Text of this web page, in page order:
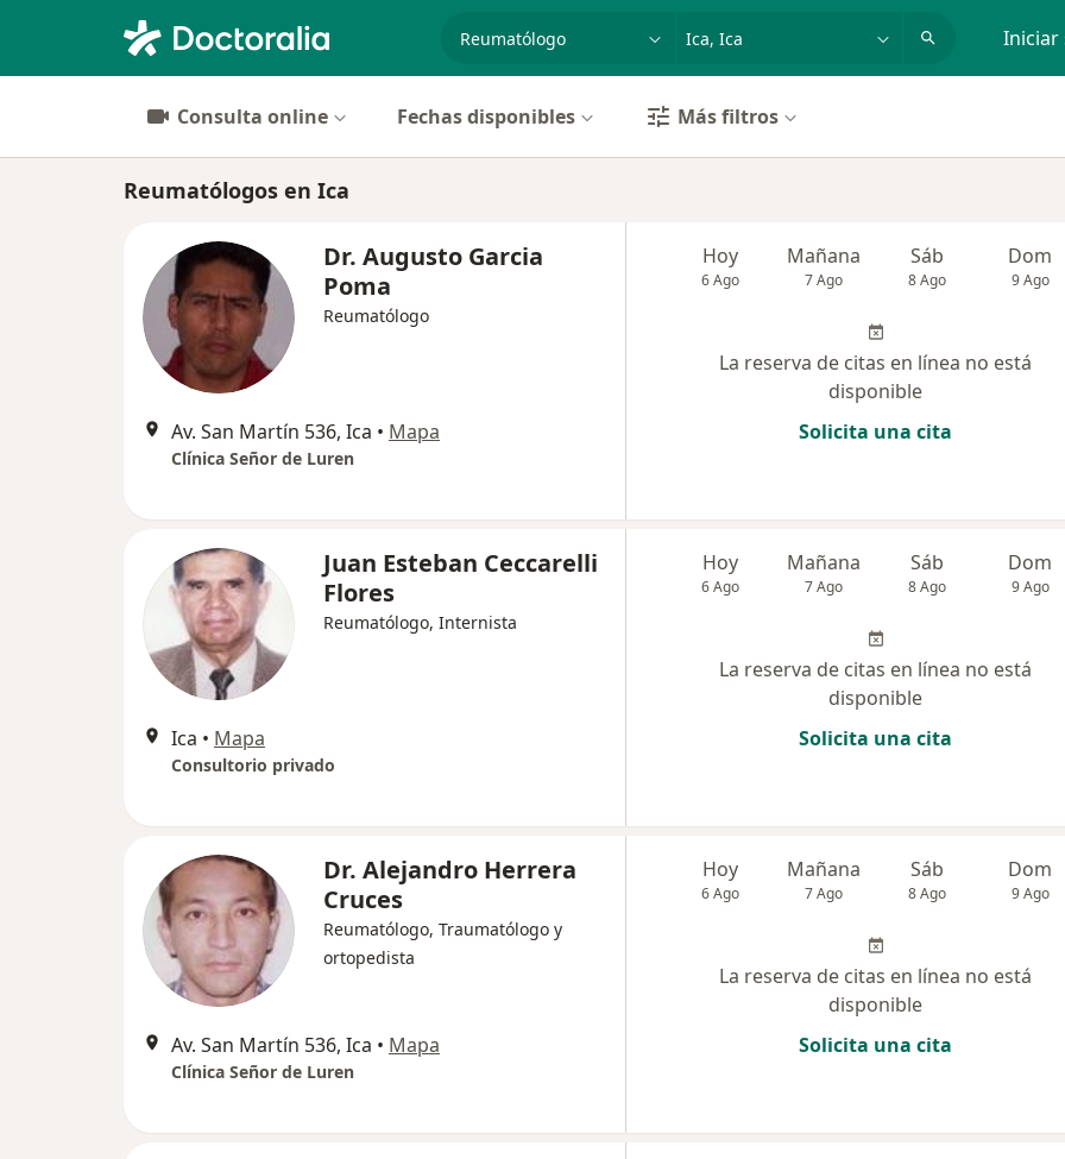
especialidad, enfermedad o nombre Iniciar
Consulta online Fechas disponibles Más filtros
Reumatólogos en Ica
Dr. Augusto Garcia
Poma
Reumatólogo
Av. San Martín 536, Ica • Mapa
Clínica Señor de Luren
Hoy
6 Ago
Mañana
7 Ago
Sáb
8 Ago
Dom
9 Ago
La reserva de citas en línea no está
disponible
Solicita una cita
Juan Esteban Ceccarelli
Flores
Reumatólogo, Internista
Ica • Mapa
Consultorio privado
Hoy
6 Ago
Mañana
7 Ago
Sáb
8 Ago
Dom
9 Ago
La reserva de citas en línea no está
disponible
Solicita una cita
Dr. Alejandro Herrera
Cruces
Reumatólogo, Traumatólogo y
ortopedista
Av. San Martín 536, Ica • Mapa
Clínica Señor de Luren
Hoy
6 Ago
Mañana
7 Ago
Sáb
8 Ago
Dom
9 Ago
La reserva de citas en línea no está
disponible
Solicita una cita